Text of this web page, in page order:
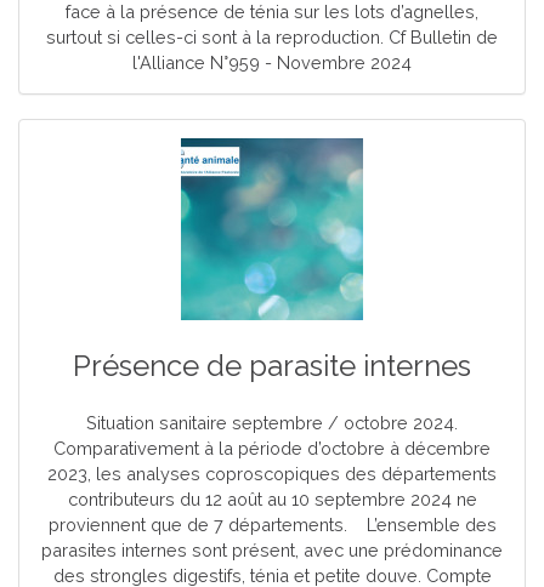
face à la présence de ténia sur les lots d’agnelles,
surtout si celles-ci sont à la reproduction. Cf Bulletin de
l'Alliance N°959 - Novembre 2024
Présence de parasite internes
Situation sanitaire septembre / octobre 2024.
Comparativement à la période d’octobre à décembre
2023, les analyses coproscopiques des départements
contributeurs du 12 août au 10 septembre 2024 ne
proviennent que de 7 départements. L’ensemble des
parasites internes sont présent, avec une prédominance
des strongles digestifs, ténia et petite douve. Compte